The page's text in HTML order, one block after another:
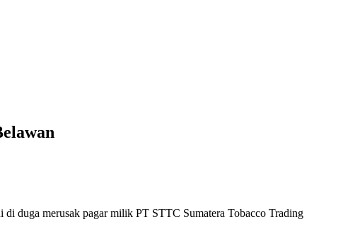
duga merusak pagar milik PT STTC Sumatera Tobacco Trading